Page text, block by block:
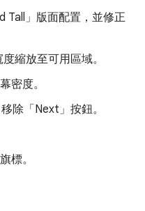
Tall」版面配置，並修正
縮放至可用區域。
密度。
除「Next」按鈕。
標。